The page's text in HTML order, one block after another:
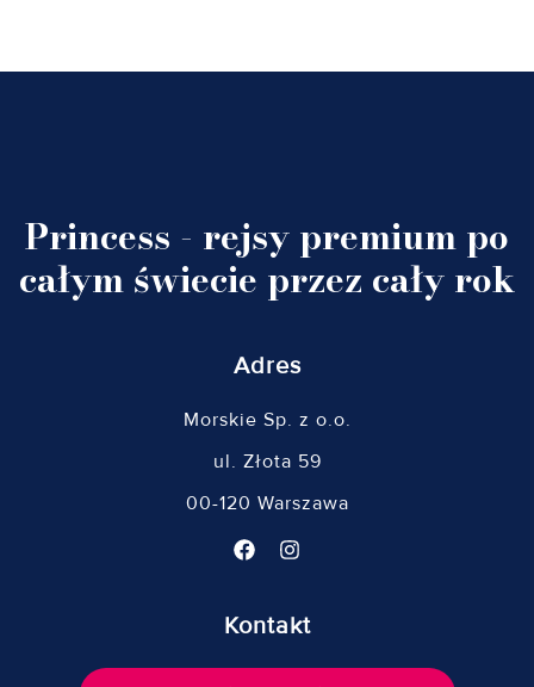
Princess - rejsy premium po
całym świecie przez cały rok
Adres
Morskie Sp. z o.o.
ul. Złota 59
00-120 Warszawa
Kontakt